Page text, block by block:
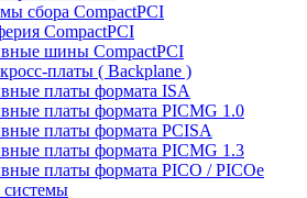
сбора CompactPCI
CompactPCI
шины CompactPCI
платы ( Backplane )
платы формата ISA
платы формата PICMG 1.0
платы формата PCISA
платы формата PICMG 1.3
платы формата PICO / PICOe